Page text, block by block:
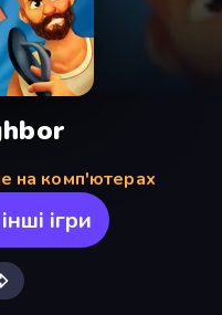
на комп'ютерах
ігри